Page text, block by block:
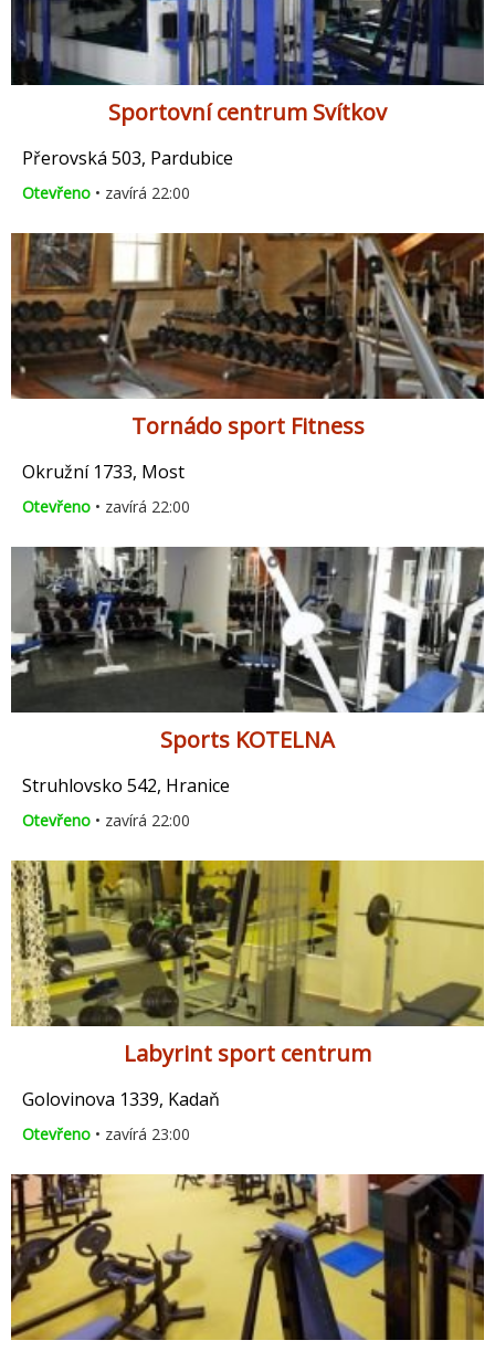
Sportovní centrum Svítkov
Přerovská 503, Pardubice
Otevřeno • zavírá 22:00
Tornádo sport Fitness
Okružní 1733, Most
Otevřeno • zavírá 22:00
Sports KOTELNA
Struhlovsko 542, Hranice
Otevřeno • zavírá 22:00
Labyrint sport centrum
Golovinova 1339, Kadaň
Otevřeno • zavírá 23:00